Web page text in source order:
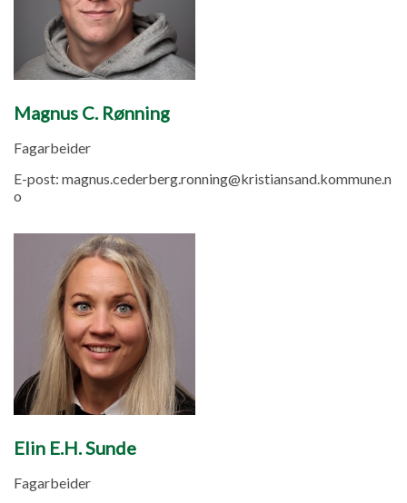
Magnus C. Rønning
Fagarbeider
E-post: magnus.cederberg.ronning@kristiansand.kommune.n
o
Elin E.H. Sunde
Fagarbeider